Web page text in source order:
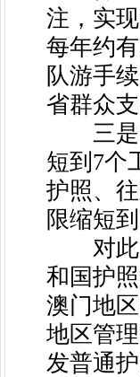
注，实
每年约
队游手
省群众
三是
短到7个
护照、
限缩短
对此
和国护
澳门地
地区管
发普通